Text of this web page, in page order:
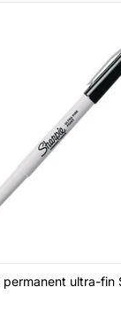
permanent ultra-fin